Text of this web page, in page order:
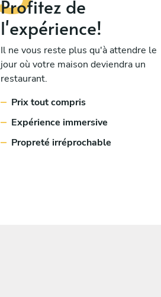
Profitez de
l'expérience!
Il ne vous reste plus qu'à attendre le
jour où votre maison deviendra un
restaurant.
Prix tout compris
Expérience immersive
Propreté irréprochable